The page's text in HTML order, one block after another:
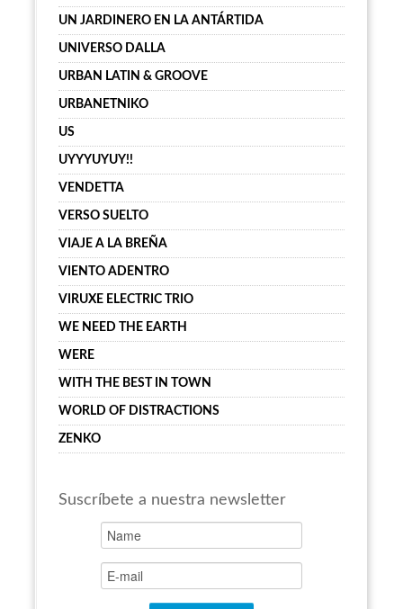
UN JARDINERO EN LA ANTÁRTIDA
UNIVERSO DALLA
URBAN LATIN & GROOVE
URBANETNIKO
US
UYYYUYUY!!
VENDETTA
VERSO SUELTO
VIAJE A LA BREÑA
VIENTO ADENTRO
VIRUXE ELECTRIC TRIO
WE NEED THE EARTH
WERE
WITH THE BEST IN TOWN
WORLD OF DISTRACTIONS
ZENKO
Suscríbete a nuestra newsletter